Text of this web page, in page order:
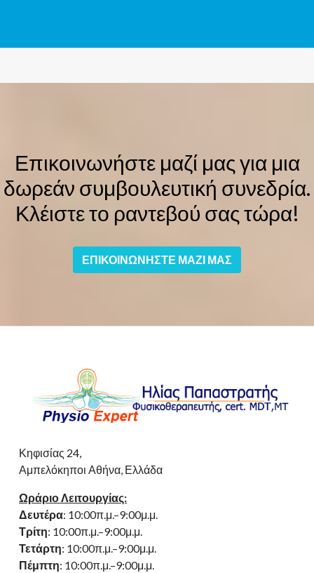
Επικοινωνήστε μαζί μας για μια
δωρεάν συμβουλευτική συνεδρία.
Κλέιστε το ραντεβού σας τώρα!
ΕΠΙΚΟΙΝΩΝΗΣΤΕ ΜΑΖΙ ΜΑΣ
Κηφισίας 24,
Αμπελόκηποι Αθήνα, Ελλάδα
Ωράριο Λειτουργίας:
Δευτέρα: 10:00π.μ.–9:00μ.μ.
Τρίτη: 10:00π.μ.–9:00μ.μ.
Τετάρτη: 10:00π.μ.–9:00μ.μ.
Πέμπτη: 10:00π.μ.–9:00μ.μ.